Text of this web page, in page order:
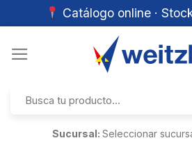
Catálogo online ·
por:
Sucursal:Seleccionar